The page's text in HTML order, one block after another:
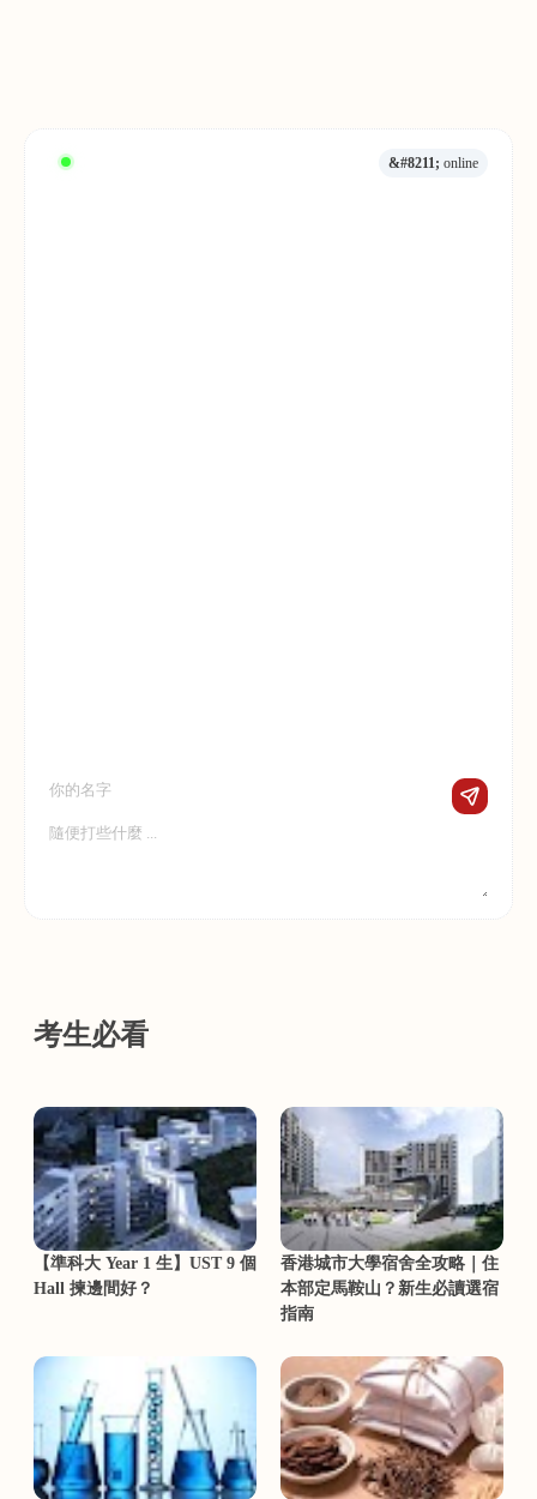
&#8211; online
考生必看
【準科大 Year 1 生】UST 9 個
Hall 揀邊間好？
香港城市大學宿舍全攻略｜住
本部定馬鞍山？新生必讀選宿
指南